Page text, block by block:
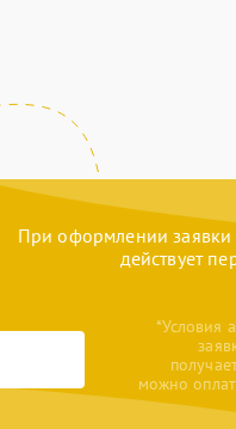
При оформлении заявки
действует
*Условия
можно